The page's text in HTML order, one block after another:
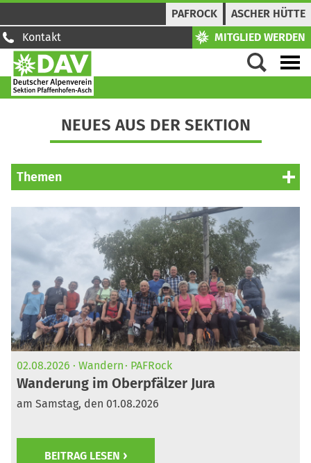
PAFROCK
ASCHER HÜTTE
Kontakt
MITGLIED WERDEN
NEUES AUS DER SEKTION
Themen
02.08.2026 Wandern PAFRock
Wanderung im Oberpfälzer Jura
am Samstag, den 01.08.2026
BEITRAG LESEN